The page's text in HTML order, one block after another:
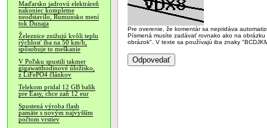
Maďarsko jadrovú elektráreň
nakoniec kompletne
neodstavilo, Rumunsko mení
tok Dunaja
Železnice znižujú kvôli teplu
rýchlosť iba na 50 km/h,
spôsobuje to meškanie
V Poľsku spustili takmer
gigawatthodinové úložisko,
z LiFePO4 článkov
Telekom pridal 12 GB balík
pre Easy, chce zaň 12 eur
Spustená výroba flash
pamäte s novým najvyšším
počtom vrstiev
Pre overenie, že komentár sa nepridáva
Písmená musíte zadávať rovnako ako na
obrázok". V texte sa používajú iba znaky